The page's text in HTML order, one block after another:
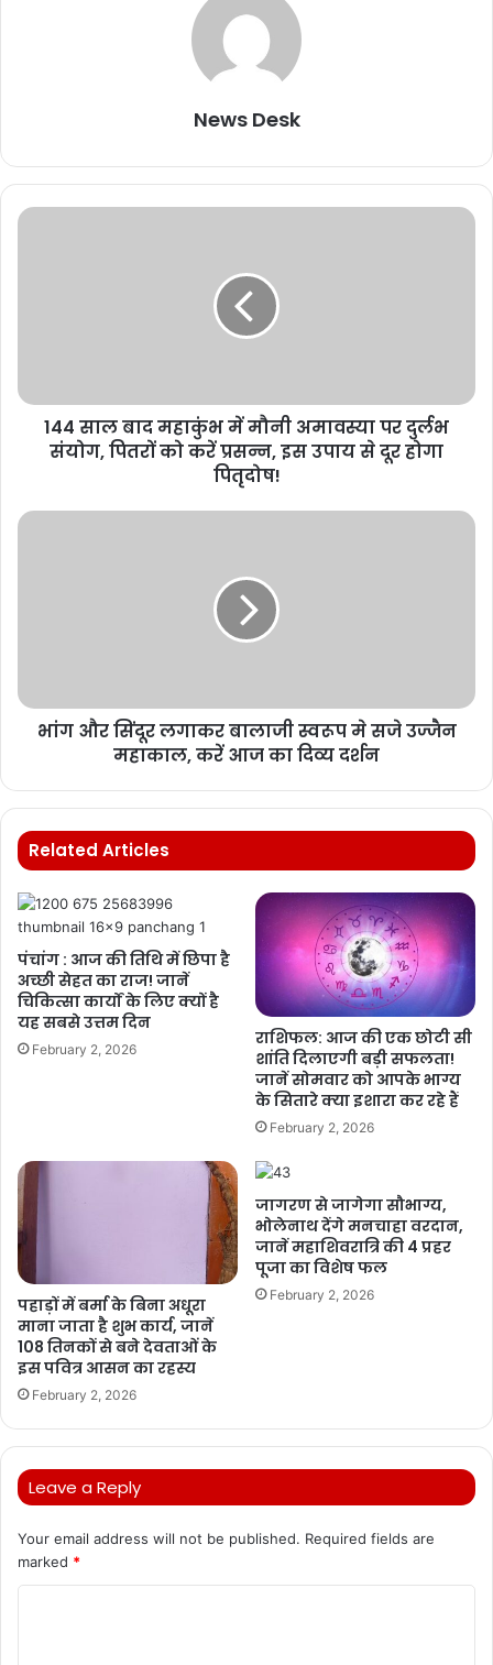
News Desk
144 साल बाद महाकुंभ में मौनी अमावस्या पर दुर्लभ
संयोग, पितरों को करें प्रसन्न, इस उपाय से दूर होगा
पितृदोष!
भांग और सिंदूर लगाकर बालाजी स्वरूप मे सजे उज्जैन
महाकाल, करें आज का दिव्य दर्शन
Related Articles
पंचांग : आज की तिथि में छिपा है
अच्छी सेहत का राज! जानें
चिकित्सा कार्यों के लिए क्यों है
यह सबसे उत्तम दिन
February 2, 2026
राशिफल: आज की एक छोटी सी
शांति दिलाएगी बड़ी सफलता!
जानें सोमवार को आपके भाग्य
के सितारे क्या इशारा कर रहे हैं
February 2, 2026
पहाड़ों में बर्मा के बिना अधूरा
माना जाता है शुभ कार्य, जानें
108 तिनकों से बने देवताओं के
इस पवित्र आसन का रहस्य
February 2, 2026
जागरण से जागेगा सौभाग्य,
भोलेनाथ देंगे मनचाहा वरदान,
जानें महाशिवरात्रि की 4 प्रहर
पूजा का विशेष फल
February 2, 2026
Leave a Reply
Your email address will not be published. Required fields are
marked *